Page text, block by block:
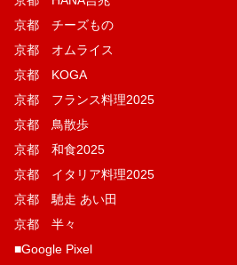
京都 チーズもの
京都 オムライス
京都 KOGA
京都 フランス料理2025
京都 鳥散歩
京都 和食2025
京都 イタリア料理2025
京都 馳走 あい田
京都 半々
■Google Pixel